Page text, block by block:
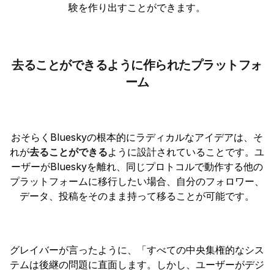
験を作り出すことができます。
去ることができるように作られたプラットフォ
ーム
おそらくBlueskyの根本的にラディカルなアイデアは、そ
れが去ることができるように設計されていることです。ユ
ーザーがBlueskyを離れ、同じプロトコルで動作する他の
プラットフォームに移行したい場合、自分のフォロワー、
データ、投稿をそのまま持って移ることが可能です。
グレイバーが言ったように、「すべての中央集権的なシス
テムは後継の問題に直面します。しかし、ユーザーがデジ